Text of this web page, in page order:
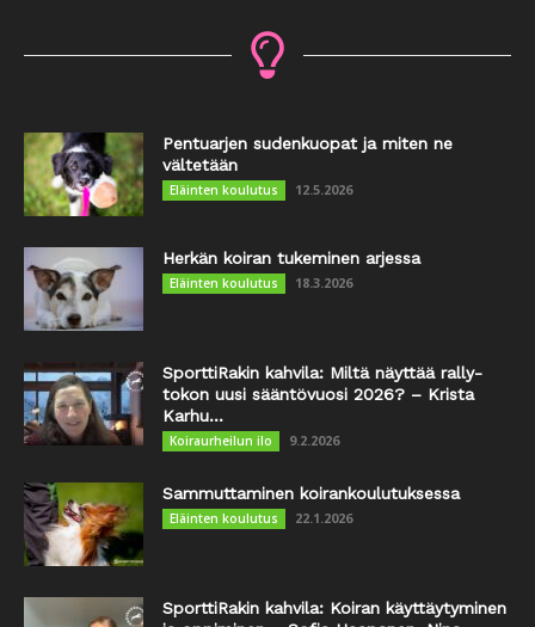
Pentuarjen sudenkuopat ja miten ne
vältetään
Eläinten koulutus 12.5.2026
Herkän koiran tukeminen arjessa
Eläinten koulutus 18.3.2026
SporttiRakin kahvila: Miltä näyttää rally-
tokon uusi sääntövuosi 2026? – Krista
Karhu...
Koiraurheilun ilo 9.2.2026
Sammuttaminen koirankoulutuksessa
Eläinten koulutus 22.1.2026
SporttiRakin kahvila: Koiran käyttäytyminen